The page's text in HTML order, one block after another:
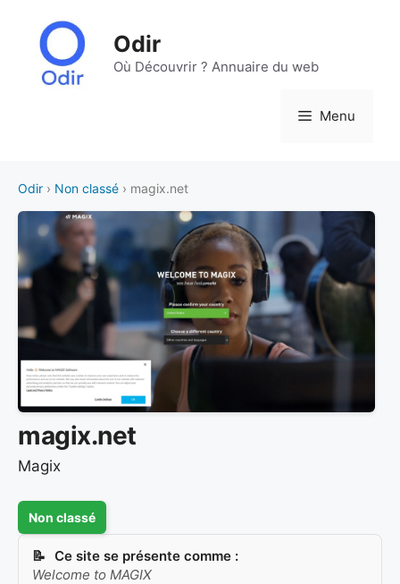
contenu
Odir
Où Découvrir ? Annuaire du web
Menu
Odir › Non classé › magix.net
magix.net
Magix
Non classé
Ce site se présente comme :
Welcome to MAGIX